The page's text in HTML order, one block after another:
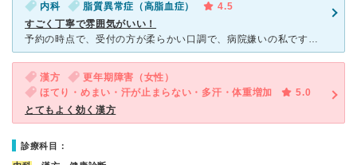
内科 脂質異常症（高脂血症）
4.5
すごく丁寧で雰囲気がいい！
予約の時点で、受付の方が柔らかい口調で、病院嫌いの私ですが、まずホッとできました。 診察室に入ると、先生がこちらを向いて「塚原です。診察をさせていただきますね。よろしくお願いします」と一礼してく
漢方
更年期障害（女性）
ほてり・めまい・汗が止まらない・多汗・体重増加
5.0
とてもよく効く漢方
診療科目：